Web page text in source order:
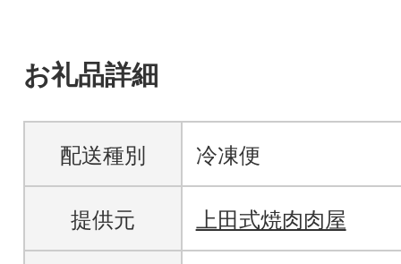
お礼品詳細
配送種別 冷凍便
提供元 上田式焼肉肉屋